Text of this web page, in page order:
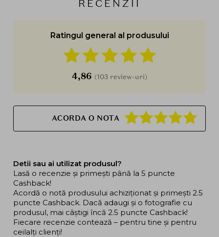
RECENZII
Ratingul general al produsului
4,86 (103 review-uri)
ACORDA O NOTA
Detii sau ai utilizat produsul?
Lasă o recenzie și primești până la 5 puncte
Cashback!
Acordă o notă produsului achiziționat și primești 2.5
puncte Cashback. Dacă adaugi și o fotografie cu
produsul, mai câștigi încă 2.5 puncte Cashback!
Fiecare recenzie contează – pentru tine și pentru
ceilalți clienți!